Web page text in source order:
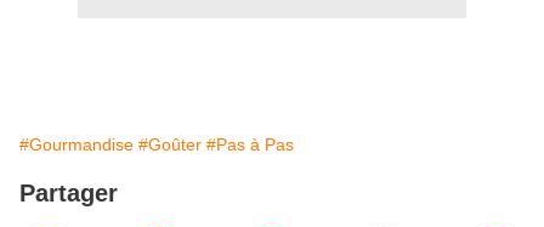
#Gourmandise #Goûter #Pas à Pas
Partager